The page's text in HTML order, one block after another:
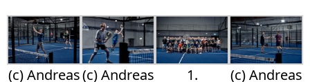
(c) Andreas(c) Andreas
1.
(c) Andreas